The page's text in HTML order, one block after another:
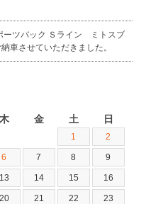
ーツバック Ｓライン ミトスブ
車させていただきました。
木 金 土 日
1 2
6 7 8 9
13 14 15 16
20 21 22 23